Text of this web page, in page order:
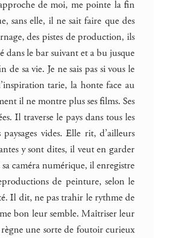
de moi, me pointe la fin
sans elle, il ne sait faire que des
des pistes de production, ils
dans le bar suivant et a bu jusque
sa vie. Je ne sais pas si vous le
tarie, la honte face au
il ne montre plus ses films. Ses
Il traverse le pays dans tous les
vides. Elle rit, d’ailleurs
y sont dites, il veut en garder
caméra numérique, il enregistre
de peinture, selon le
Il dit, ne pas trahir le rythme de
bon leur semble. Maîtriser leur
une sorte de foutoir curieux